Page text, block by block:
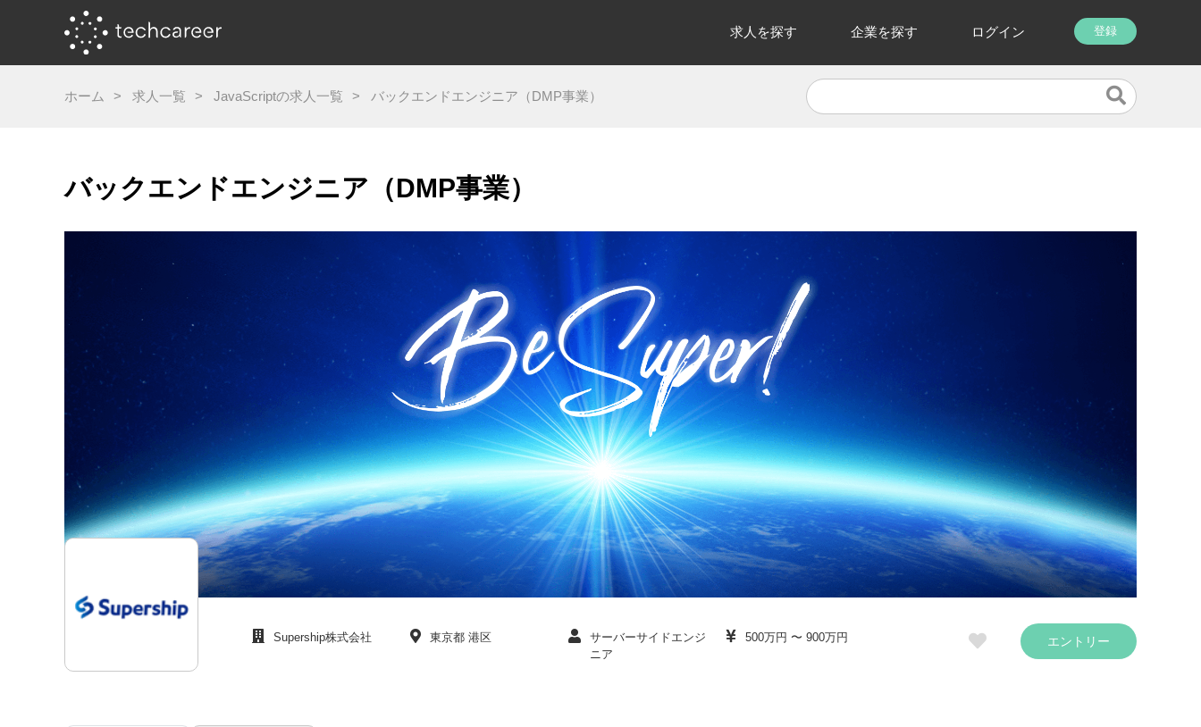
求人を探す 企業を探す ログイン 登録
ホーム 求人一覧 JavaScriptの求人一覧 バックエンドエンジニア（DMP事業）
バックエンドエンジニア（DMP事業）
Supership株式会社
サーバーサイドエンジ
ニア
東京都 港区 500万円 〜 900万円 エントリー